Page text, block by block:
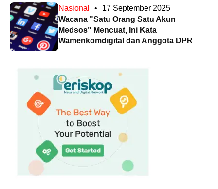
Nasional •
17 September 2025
Wacana "Satu Orang Satu Akun
Medsos" Mencuat, Ini Kata
Wamenkomdigital dan Anggota DPR